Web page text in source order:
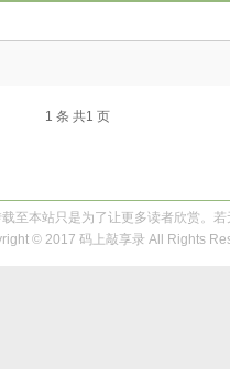
1 条 共1 页
至本站只是为了让更多读者欣赏。
© 2017 码上敲享录 All Rights